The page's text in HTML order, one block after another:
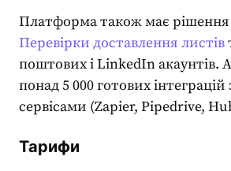
Платформа також має рішення
Перевірки доставлення листів
поштових і LinkedIn акаунтів.
понад 5 000 готових
сервісами (Zapier, Pipedrive,
Тарифи